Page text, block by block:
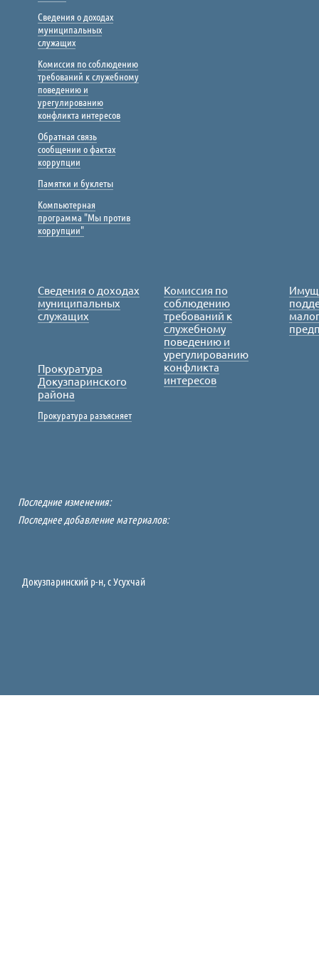
Сведения о доходах
муниципальных
служащих
Комиссия по соблюдению
требований к служебному
поведению и
урегулированию
конфликта интересов
Обратная связь
сообщении о фактах
коррупции
Памятки и буклеты
Компьютерная
программа "Мы против
коррупции"
Сведения о доходах
муниципальных
служащих
Комиссия по
соблюдению
требований к
служебному
поведению и
урегулированию
конфликта
интересов
Прокуратура
Докузпаринского
района
Прокуратура разъясняет
Последние изменения:
Последнее добавление материалов:
Докузпаринский р-н, c Усухчай